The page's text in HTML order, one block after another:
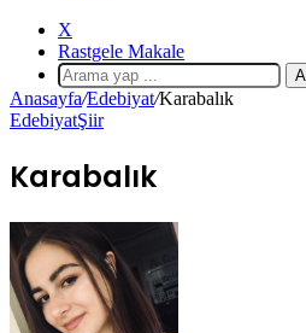
X
Rastgele Makale
Anasayfa/Edebiyat/Karabalık
EdebiyatŞiir
Karabalık